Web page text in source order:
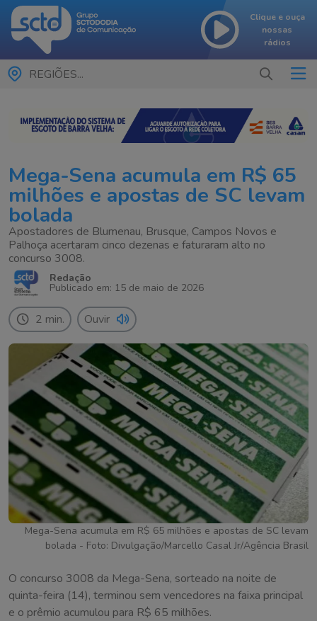
Clique e ouça
nossas
rádios
REGIÕES...
Mega-Sena acumula em R$ 65
milhões e apostas de SC levam
bolada
Apostadores de Blumenau, Brusque, Campos Novos e
Palhoça acertaram cinco dezenas e faturaram alto no
concurso 3008.
Redação
Publicado em: 15 de maio de 2026
2 min. Ouvir
Mega-Sena acumula em R$ 65 milhões e apostas de SC levam
bolada - Foto: Divulgação/Marcello Casal Jr/Agência Brasil
O concurso 3008 da Mega-Sena, sorteado na noite de
quinta-feira (14), terminou sem vencedores na faixa principal
e o prêmio acumulou para R$ 65 milhões.